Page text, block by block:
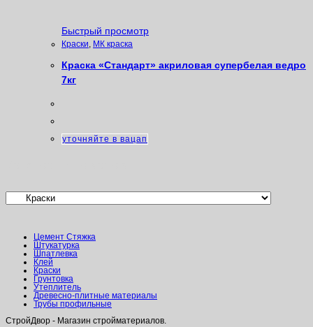
Быстрый просмотр
Краски, МК краска
Краска «Стандарт» акриловая супербелая ведро
7кг
уточняйте в вацап
Цемент Стяжка
Штукатурка
Шпатлевка
Клей
Краски
Грунтовка
Утеплитель
Древесно-плитные материалы
Трубы профильные
СтройДвор - Магазин стройматериалов.